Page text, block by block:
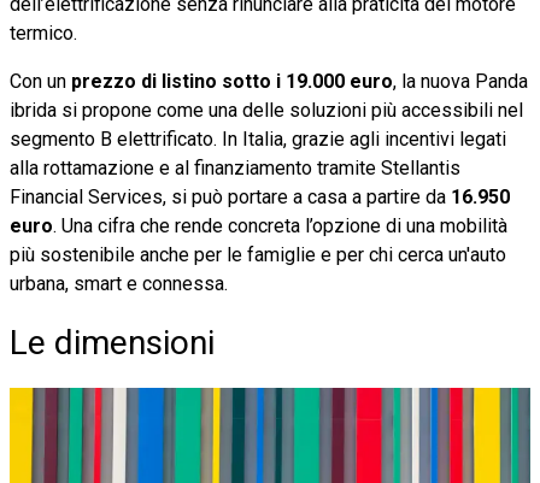
dell’elettrificazione senza rinunciare alla praticità del motore
termico.
Con un prezzo di listino sotto i 19.000 euro, la nuova Panda
ibrida si propone come una delle soluzioni più accessibili nel
segmento B elettrificato. In Italia, grazie agli incentivi legati
alla rottamazione e al finanziamento tramite Stellantis
Financial Services, si può portare a casa a partire da 16.950
euro. Una cifra che rende concreta l’opzione di una mobilità
più sostenibile anche per le famiglie e per chi cerca un'auto
urbana, smart e connessa.
Le dimensioni